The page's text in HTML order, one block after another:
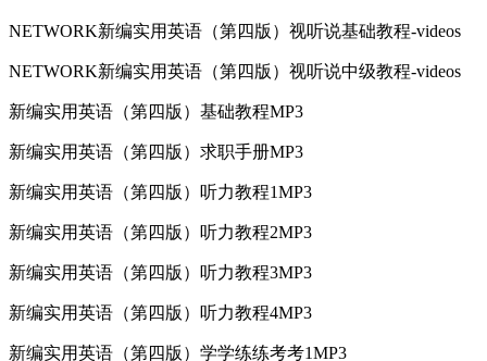
NETWORK新编实用英语（第四版）视听说基础教程-videos
NETWORK新编实用英语（第四版）视听说中级教程-videos
新编实用英语（第四版）基础教程MP3
新编实用英语（第四版）求职手册MP3
新编实用英语（第四版）听力教程1MP3
新编实用英语（第四版）听力教程2MP3
新编实用英语（第四版）听力教程3MP3
新编实用英语（第四版）听力教程4MP3
新编实用英语（第四版）学学练练考考1MP3